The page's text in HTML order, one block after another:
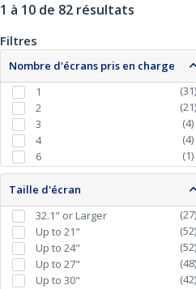
1 à 10 de 82 résultats
Filtres
Nombre d'écrans pris en charge
1
(31)
2
(21)
3
(4)
4
(4)
6
(1)
Taille d'écran
32.1" or Larger
(27)
Up to 21"
(52)
Up to 24"
(52)
Up to 27"
(48)
Up to 30"
(42)